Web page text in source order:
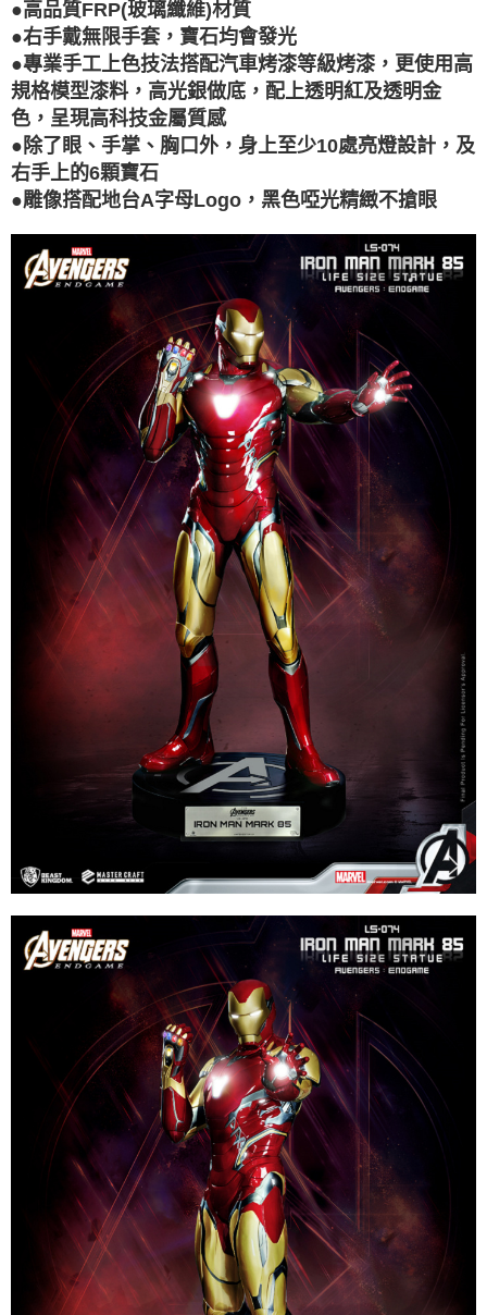
●高品質FRP(玻璃纖維)材質
●右手戴無限手套，寶石均會發光
●專業手工上色技法搭配汽車烤漆等級烤漆，更使用高
規格模型漆料，高光銀做底，配上透明紅及透明金
色，呈現高科技金屬質感
● 除了眼、手掌、胸口外，身上至少10處亮燈設計，及
右手上的6顆寶石
●雕像搭配地台A字母Logo ，黑色啞光精緻不搶眼